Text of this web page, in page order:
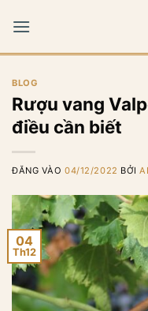
qua
BLOG
Rượu vang
điều cần biết
ĐĂNG VÀO04/12/2022 BỞI
04
Th12